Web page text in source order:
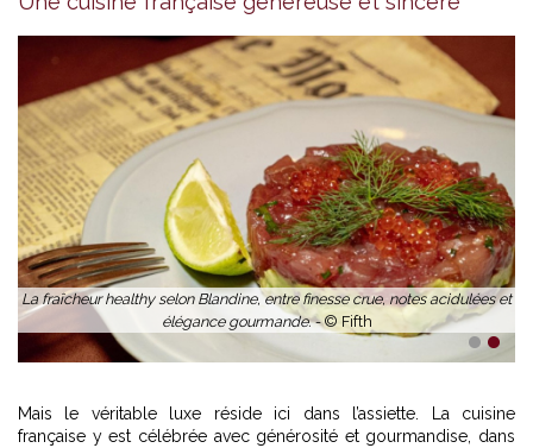
La fraîcheur healthy selon Blandine, entre finesse crue, notes acidulées et
élégance gourmande. -© Fifth
1 2
Mais le véritable luxe réside ici dans l’assiette. La cuisine
française y est célébrée avec générosité et gourmandise, dans